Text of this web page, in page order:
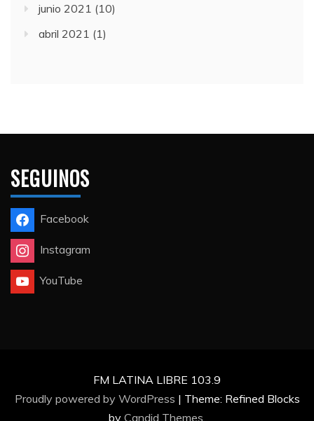
junio 2021 (10)
abril 2021 (1)
SEGUINOS
Facebook
Instagram
YouTube
FM LATINA LIBRE 103.9
Proudly powered by WordPress | Theme: Refined Blocks
by Candid Themes